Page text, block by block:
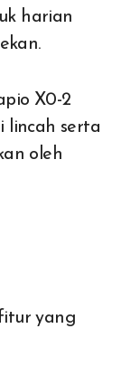
harian
X0-2
lincah serta
oleh
yang